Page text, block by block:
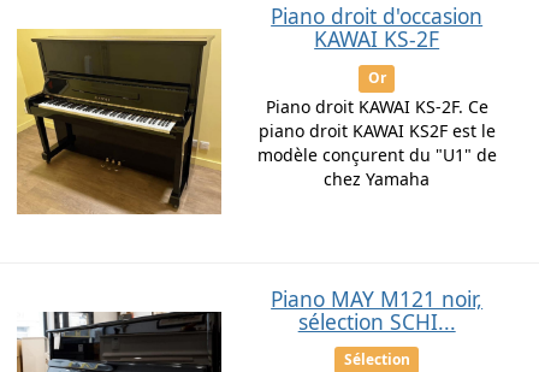
Piano droit d'occasion
KAWAI KS-2F
Or
Piano droit KAWAI KS-2F. Ce
piano droit KAWAI KS2F est le
modèle conçurent du "U1" de
chez Yamaha
Piano MAY M121 noir,
sélection SCHI...
Sélection